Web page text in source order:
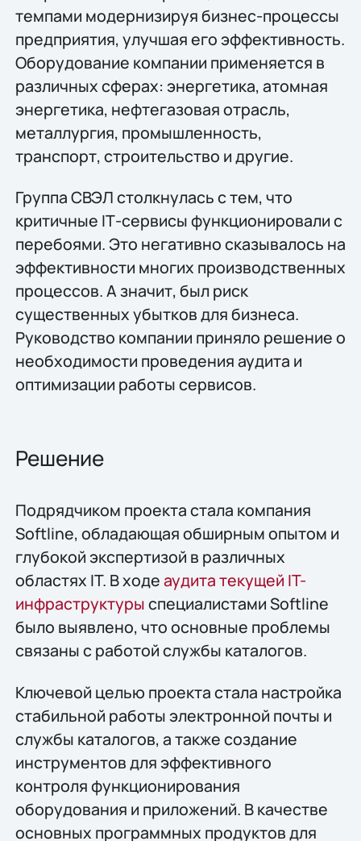
темпами модернизируя бизнес-процессы
предприятия, улучшая его эффективность.
Оборудование компании применяется в
различных сферах: энергетика, атомная
энергетика, нефтегазовая отрасль,
металлургия, промышленность,
транспорт, строительство и другие.
Группа СВЭЛ столкнулась с тем, что
критичные IТ-сервисы функционировали с
перебоями. Это негативно сказывалось на
эффективности многих производственных
процессов. А значит, был риск
существенных убытков для бизнеса.
Руководство компании приняло решение о
необходимости проведения аудита и
оптимизации работы сервисов.
Решение
Подрядчиком проекта стала компания
Softline, обладающая обширным опытом и
глубокой экспертизой в различных
областях IT. В ходеаудита текущей IT-
инфраструктурыспециалистами Softline
было выявлено, что основные проблемы
связаны с работой службы каталогов.
Ключевой целью проекта стала настройка
стабильной работы электронной почты и
службы каталогов, а также создание
инструментов для эффективного
контроля функционирования
оборудования и приложений. В качестве
основных программных продуктов для